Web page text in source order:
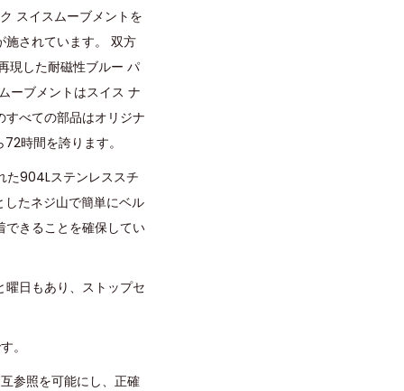
スイスムーブメントを
施されています。 双方
現した耐磁性ブルー パ
ーブメントはスイス ナ
べての部品はオリジナ
時間を誇ります。
た904Lステンレススチ
たネジ山で簡単にベル
できることを確保してい
日もあり、ストップセ
。
参照を可能にし、正確